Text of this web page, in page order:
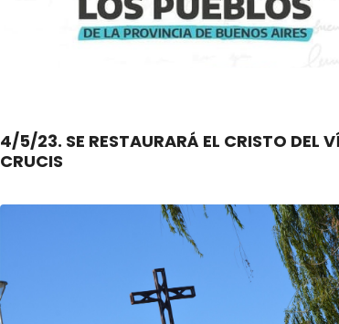
4/5/23. SE RESTAURARÁ EL CRISTO DEL VÍA
CRUCIS